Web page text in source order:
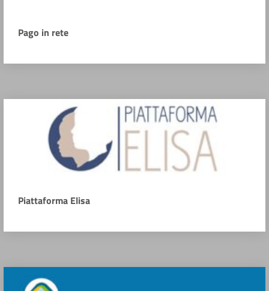
Pago in rete
Piattaforma Elisa